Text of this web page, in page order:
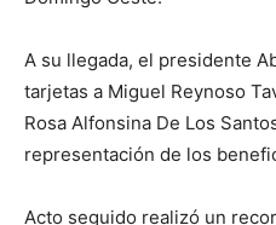
A su llegada, el presidente
tarjetas a Miguel Reynoso
Rosa Alfonsina De Los
representación de los
Acto seguido realizó un